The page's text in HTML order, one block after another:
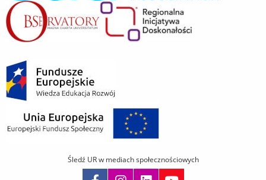
Śledź UR w mediach społecznościowych